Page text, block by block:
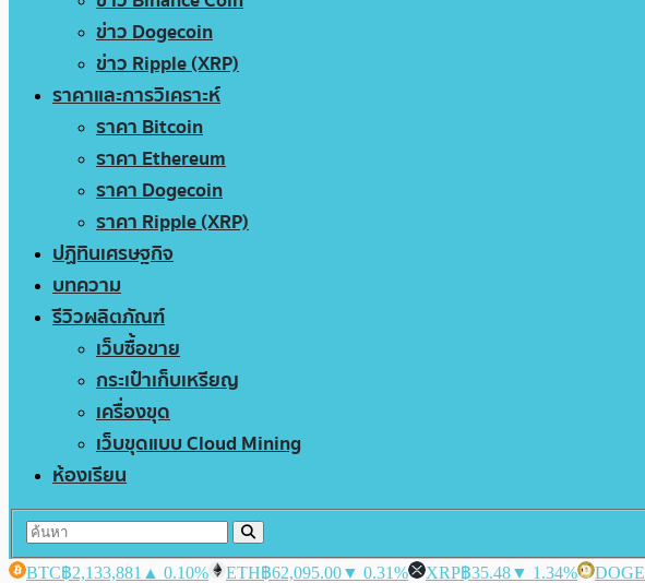
ข่าว Dogecoin
ข่าว Ripple (XRP)
ราคาและการวิเคราะห์
ราคา Bitcoin
ราคา Ethereum
ราคา Dogecoin
ราคา Ripple (XRP)
ปฏิทินเศรษฐกิจ
บทความ
รีวิวผลิตภัณฑ์
เว็บซื้อขาย
กระเป๋าเก็บเหรียญ
เครื่องขุด
เว็บขุดแบบ Cloud Mining
ห้องเรียน
BTC฿2,133,881 ▲ 0.10% ETH฿62,095.00▼ 0.31% XRP฿35.48▼ 1.34% DOGE